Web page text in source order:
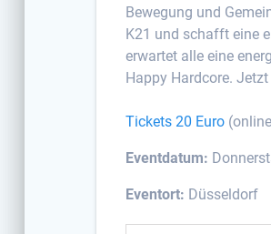
Bewegung und
K21 und schafft eine
erwartet alle eine
Happy Hardcore.
Tickets 20 Euro
Eventdatum:
Eventort: Düsseldorf